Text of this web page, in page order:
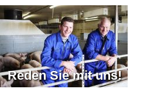
Reden Sie mit uns!